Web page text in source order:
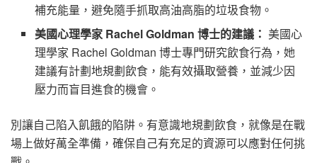
補充能量，避免隨手抓取高油高脂的垃圾食物。
美國心理學家 Rachel Goldman 博士的建議： 美國心
理學家 Rachel Goldman 博士專門研究飲食行為，她
建議有計劃地規劃飲食，能有效攝取營養，並減少因
壓力而盲目進食的機會。
別讓自己陷入飢餓的陷阱。有意識地規劃飲食，就像是在戰
場上做好萬全準備，確保自己有充足的資源可以應對任何挑